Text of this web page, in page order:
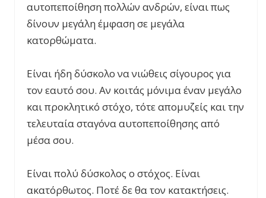
αυτοπεποίθηση πολλών ανδρών, είναι πως
δίνουν μεγάλη έμφαση σε μεγάλα
κατορθώματα.
Είναι ήδη δύσκολο να νιώθεις σίγουρος για
τον εαυτό σου. Αν κοιτάς μόνιμα έναν μεγάλο
και προκλητικό στόχο, τότε απομυζείς και την
τελευταία σταγόνα αυτοπεποίθησης από
μέσα σου.
Είναι πολύ δύσκολος ο στόχος. Είναι
ακατόρθωτος. Ποτέ δε θα τον κατακτήσεις.